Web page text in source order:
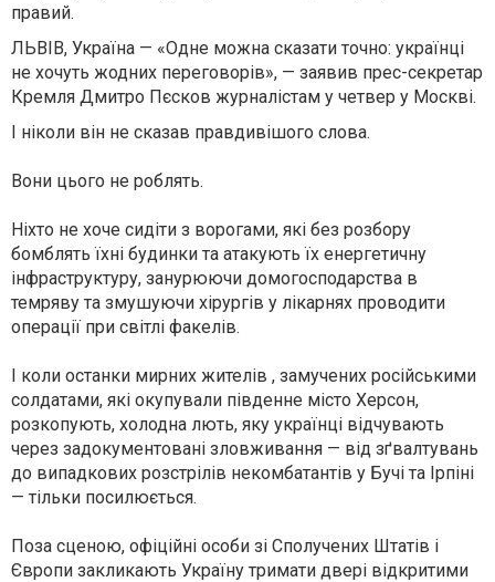
правий.
ЛЬВІВ, Україна — «Одне можна сказати точно: українці
не хочуть жодних переговорів», — заявив прес-секретар
Кремля Дмитро Пєсков журналістам у четвер у Москві.
І ніколи він не сказав правдивішого слова.
Вони цього не роблять.
Ніхто не хоче сидіти з ворогами, які без розбору
бомблять їхні будинки та атакують їх енергетичну
інфраструктуру, занурюючи домогосподарства в
темряву та змушуючи хірургів у лікарнях проводити
операції при світлі факелів.
І коли останки мирних жителів , замучених російськими
солдатами, які окупували південне місто Херсон,
розкопують, холодна лють, яку українці відчувають
через задокументовані зловживання — від зґвалтувань
до випадкових розстрілів некомбатантів у Бучі та Ірпіні
— тільки посилюється.
Поза сценою, офіційні особи зі Сполучених Штатів і
Європи закликають Україну тримати двері відкритими